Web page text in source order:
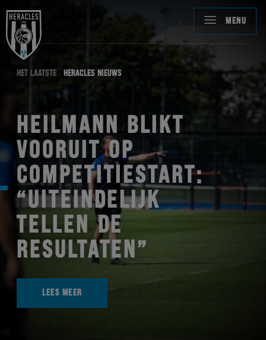
MENU
HET LAATSTE HERACLES NIEUWS
HEILMANN BLIKT
VOORUIT OP
COMPETITIESTART:
“UITEINDELIJK
TELLEN DE
RESULTATEN”
LEES MEER